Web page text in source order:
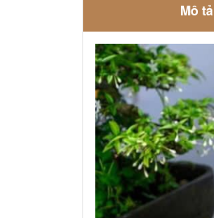
Mô tả